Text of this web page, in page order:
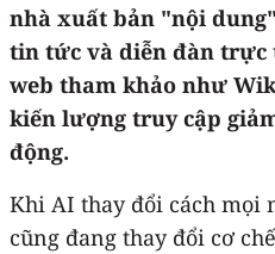
nhà xuất bản "nội
tin tức và diễn đàn trực
web tham khảo như
kiến lượng truy cập
động.
Khi AI thay đổi cách mọi
cũng đang thay đổi cơ